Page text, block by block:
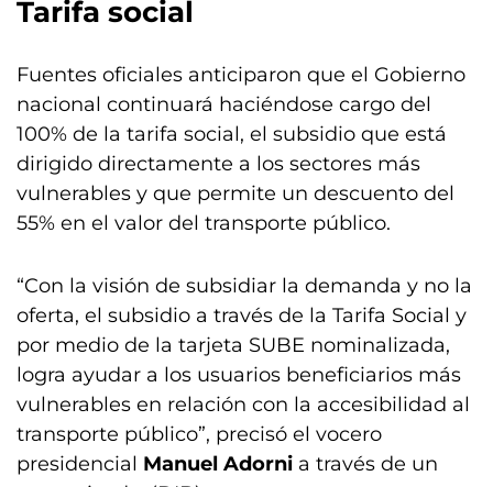
Tarifa social
Fuentes oficiales anticiparon que el Gobierno
nacional continuará haciéndose cargo del
100% de la tarifa social, el subsidio que está
dirigido directamente a los sectores más
vulnerables y que permite un descuento del
55% en el valor del transporte público.
“Con la visión de subsidiar la demanda y no la
oferta, el subsidio a través de la Tarifa Social y
por medio de la tarjeta SUBE nominalizada,
logra ayudar a los usuarios beneficiarios más
vulnerables en relación con la accesibilidad al
transporte público”, precisó el vocero
presidencial Manuel Adorni a través de un